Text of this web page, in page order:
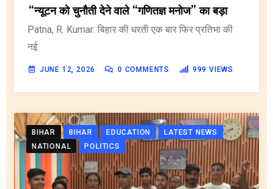
“न्यूटन को चुनौती देने वाले “गणितज्ञ मनोज” का बड़ा
Patna, R. Kumar: बिहार की धरती एक बार फिर प्रतिभा की
नई.
JUNE 12, 2026 0 COMMENTS 999 VIEWS
BIHAR BIHAR EDUCATION
LATEST NEWS
NATIONAL
POLITICS